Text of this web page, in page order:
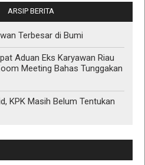
ARSIP BERITA
Terbesar di Bumi
Aduan Eks Karyawan Riau
Meeting Bahas Tunggakan
KPK Masih Belum Tentukan